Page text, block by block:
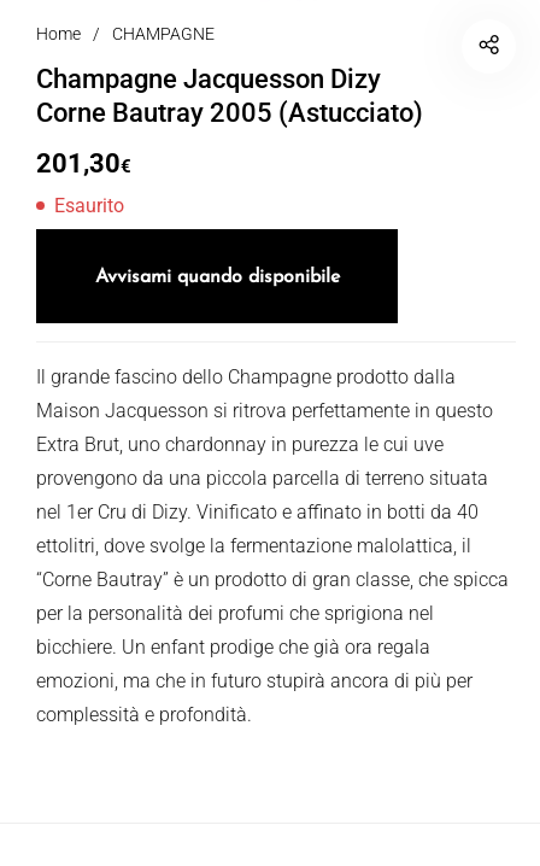
Home / CHAMPAGNE
Champagne Jacquesson Dizy
Corne Bautray 2005 (Astucciato)
201,30€
Esaurito
Avvisami quando disponibile
Il grande fascino dello Champagne prodotto dalla
Maison Jacquesson si ritrova perfettamente in questo
Extra Brut, uno chardonnay in purezza le cui uve
provengono da una piccola parcella di terreno situata
nel 1er Cru di Dizy. Vinificato e affinato in botti da 40
ettolitri, dove svolge la fermentazione malolattica, il
“Corne Bautray” è un prodotto di gran classe, che spicca
per la personalità dei profumi che sprigiona nel
bicchiere. Un enfant prodige che già ora regala
emozioni, ma che in futuro stupirà ancora di più per
complessità e profondità.